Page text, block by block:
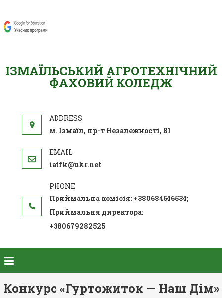
ІЗМАЇЛЬСЬКИЙ АГРОТЕХНІЧНИЙ
ФАХОВИЙ КОЛЕДЖ
м. Ізмаїл, пр-т Незалежності, 81
iatfk@ukr.net
Приймальна комісія: +380684646534;
Приймальня директора:
+380679282525
Конкурс «Гуртожиток — Наш Дім»